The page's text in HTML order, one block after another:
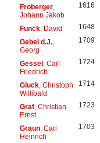
Froberger,
Johann Jakob
1616
Funck, David 1648
Gebel d.J.,
Georg
1709
Gessel, Carl
Friedrich
1724
Gluck, Christoph
Willibald
1714
Graf, Christian
Ernst
1723
Graun, Carl
Heinrich
1703